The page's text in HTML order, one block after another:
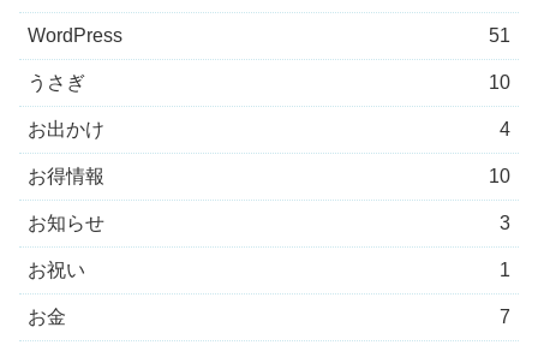
WordPress 51
うさぎ 10
お出かけ 4
お得情報 10
お知らせ 3
お祝い 1
お金 7